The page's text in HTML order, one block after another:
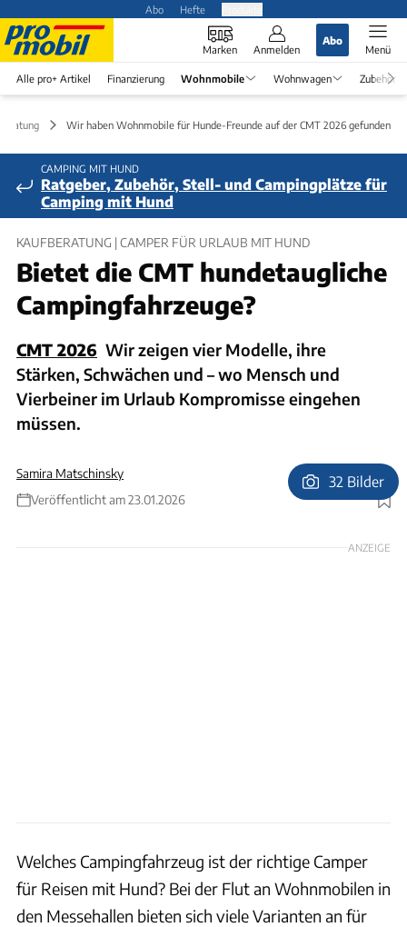
Abo Hefte
Marken Anmelden
Abo
Menü
Alle pro+ Artikel Finanzierung Wohnmobile Wohnwagen Zubehör
Wir haben Wohnmobile für Hunde-Freunde auf der CMT 2026 gefunden
CAMPING MIT HUND
Ratgeber, Zubehör, Stell- und Campingplätze für
Camping mit Hund
KAUFBERATUNG | CAMPER FÜR URLAUB MIT HUND
Bietet die CMT hundetaugliche
Campingfahrzeuge?
CMT 2026 Wir zeigen vier Modelle, ihre
Stärken, Schwächen und – wo Mensch und
Vierbeiner im Urlaub Kompromisse eingehen
müssen.
Samira Matschinsky
Veröffentlicht am 23.01.2026
Foto: Andreas Becker
32 Bilder
ANZEIGE
Welches Campingfahrzeug ist der richtige Camper
für Reisen mit Hund? Bei der Flut an Wohnmobilen in
den Messehallen bieten sich viele Varianten an für